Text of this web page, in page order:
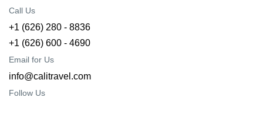
Call Us
+1 (626) 280 - 8836
+1 (626) 600 - 4690
Email for Us
info@calitravel.com
Follow Us